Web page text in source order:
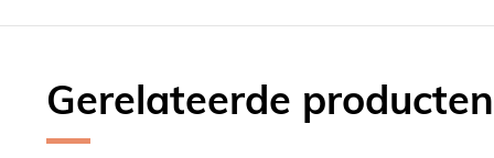
Gerelateerde producten